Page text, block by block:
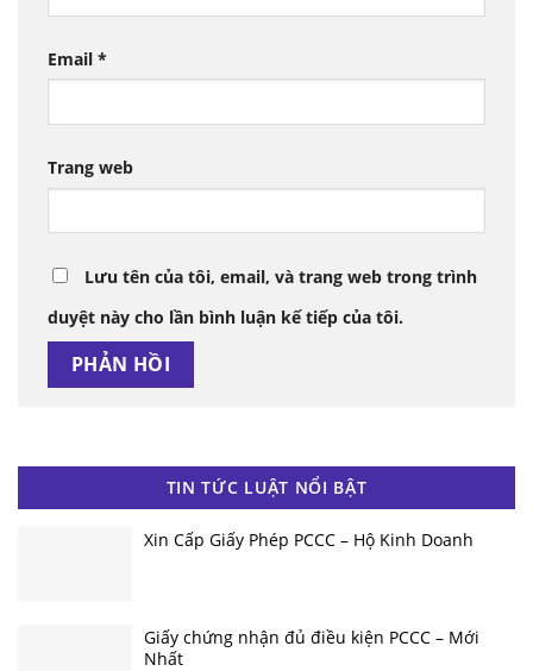
Email *
Trang web
Lưu tên của tôi, email, và trang web trong trình
duyệt này cho lần bình luận kế tiếp của tôi.
TIN TỨC LUẬT NỔI BẬT
Xin Cấp Giấy Phép PCCC – Hộ Kinh Doanh
Giấy chứng nhận đủ điều kiện PCCC – Mới
Nhất